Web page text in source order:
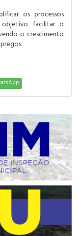
os processos
facilitar o
o crescimento